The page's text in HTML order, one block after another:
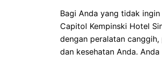
Bagi Anda yang tidak
Capitol Kempinski Hotel
dengan peralatan
dan kesehatan Anda.